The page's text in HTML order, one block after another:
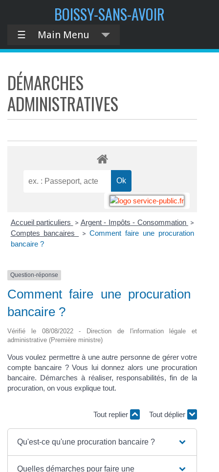
BOISSY-SANS-AVOIR
☰ Main Menu
DÉMARCHES
ADMINISTRATIVES
Accueil particuliers > Argent - Impôts - Consommation >
Comptes bancaires > Comment faire une procuration
bancaire ?
Question-réponse
Comment faire une procuration
bancaire ?
Vérifié le 08/08/2022 - Direction de l'information légale et
administrative (Première ministre)
Vous voulez permettre à une autre personne de gérer votre
compte bancaire ? Vous lui donnez alors une procuration
bancaire. Démarches à réaliser, responsabilités, fin de la
procuration, on vous explique tout.
Tout replier Tout déplier
Qu'est-ce qu'une procuration bancaire ?
Quelles démarches pour faire une